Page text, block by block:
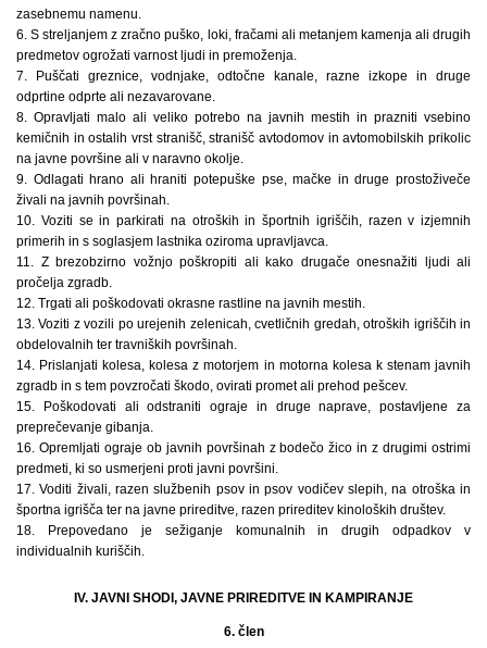
zasebnemu namenu.
6. S streljanjem z zračno puško, loki, fračami ali metanjem kamenja ali drugih
predmetov ogrožati varnost ljudi in premoženja.
7. Puščati greznice, vodnjake, odtočne kanale, razne izkope in druge
odprtine odprte ali nezavarovane.
8. Opravljati malo ali veliko potrebo na javnih mestih in prazniti vsebino
kemičnih in ostalih vrst stranišč, stranišč avtodomov in avtomobilskih prikolic
na javne površine ali v naravno okolje.
9. Odlagati hrano ali hraniti potepuške pse, mačke in druge prostoživeče
živali na javnih površinah.
10. Voziti se in parkirati na otroških in športnih igriščih, razen v izjemnih
primerih in s soglasjem lastnika oziroma upravljavca.
11. Z brezobzirno vožnjo poškropiti ali kako drugače onesnažiti ljudi ali
pročelja zgradb.
12. Trgati ali poškodovati okrasne rastline na javnih mestih.
13. Voziti z vozili po urejenih zelenicah, cvetličnih gredah, otroških igriščih in
obdelovalnih ter travniških površinah.
14. Prislanjati kolesa, kolesa z motorjem in motorna kolesa k stenam javnih
zgradb in s tem povzročati škodo, ovirati promet ali prehod pešcev.
15. Poškodovati ali odstraniti ograje in druge naprave, postavljene za
preprečevanje gibanja.
16. Opremljati ograje ob javnih površinah z bodečo žico in z drugimi ostrimi
predmeti, ki so usmerjeni proti javni površini.
17. Voditi živali, razen službenih psov in psov vodičev slepih, na otroška in
športna igrišča ter na javne prireditve, razen prireditev kinoloških društev.
18. Prepovedano je sežiganje komunalnih in drugih odpadkov v
individualnih kuriščih.
IV. JAVNI SHODI, JAVNE PRIREDITVE IN KAMPIRANJE
6. člen